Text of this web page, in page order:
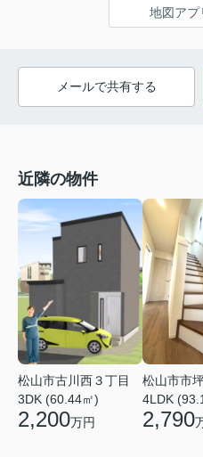
地図アプ
メールで共有する
近隣の物件
松山市古川西３丁目
3DK (60.44㎡)
2,200万円
松山市市
4LDK
2,790